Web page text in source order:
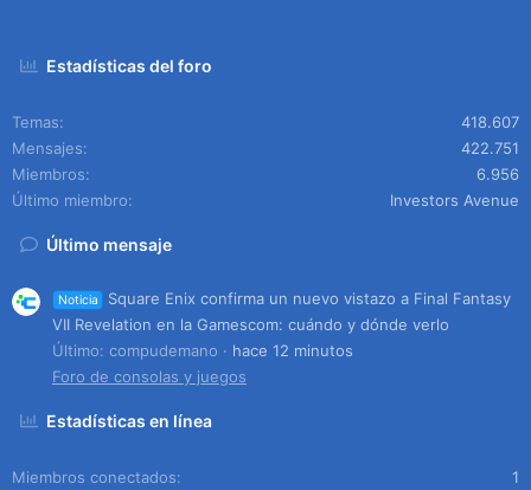
Estadísticas del foro
Temas
418.607
Mensajes
422.751
Miembros
6.956
Último miembro
Investors Avenue
Último mensaje
Noticia
Square Enix confirma un nuevo vistazo a Final Fantasy
VII Revelation en la Gamescom: cuándo y dónde verlo
Último: compudemano
hace 12 minutos
Foro de consolas y juegos
Estadísticas en línea
Miembros conectados 1